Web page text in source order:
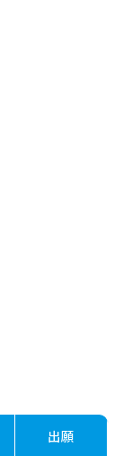
出願